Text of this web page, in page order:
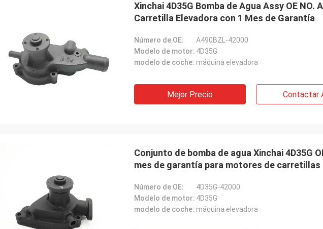
Xinchai 4D35G Bomba de Agua Assy OE NO.
Carretilla Elevadora con 1 Mes de Garantía
Número de OE:
A490BZL-42000
Modelo de motor: 4D35G
modelo de coche: máquina elevadora
Mejor Precio Contactar
Conjunto de bomba de agua Xinchai 4D35G
mes de garantía para motores de carretillas
Número de OE:
4D35G-42000
Modelo de motor: 4D35G
modelo de coche: máquina elevadora